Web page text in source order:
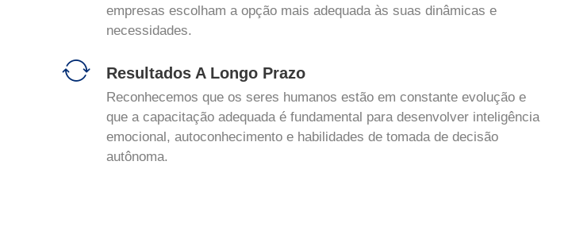
empresas escolham a opção mais adequada às suas dinâmicas e
necessidades.
Resultados A Longo Prazo
Reconhecemos que os seres humanos estão em constante evolução e
que a capacitação adequada é fundamental para desenvolver inteligência
emocional, autoconhecimento e habilidades de tomada de decisão
autônoma.